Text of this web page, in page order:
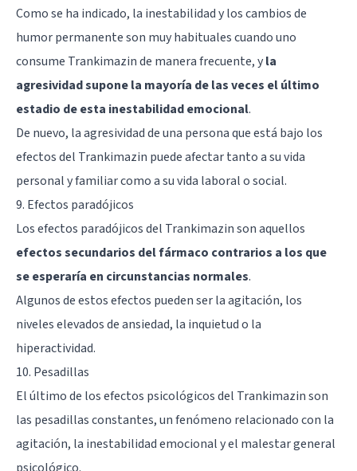
Como se ha indicado, la inestabilidad y los cambios de
humor permanente son muy habituales cuando uno
consume Trankimazin de manera frecuente, yla
agresividad supone la mayoría de las veces el último
estadio de esta inestabilidad emocional.
De nuevo, la agresividad de una persona que está bajo los
efectos del Trankimazin puede afectar tanto a su vida
personal y familiar como a su vida laboral o social.
9. Efectos paradójicos
Los efectos paradójicos del Trankimazin son aquellos
efectos secundarios del fármaco contrarios a los que
se esperaría en circunstancias normales.
Algunos de estos efectos pueden ser la agitación, los
niveles elevados de ansiedad, la inquietud o la
hiperactividad.
10. Pesadillas
El último de los efectos psicológicos del Trankimazin son
las pesadillas constantes, un fenómeno relacionado con la
agitación, la inestabilidad emocional y el malestar general